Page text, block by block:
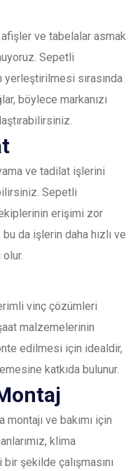
ve tabelalar asmak
Sepetli
sırasında
böylece markanızı
ve tadilat işlerini
Sepetli
erişimi zor
da işlerin daha hızlı ve
vinç çözümleri
malzemelerinin
edilmesi için idealdir,
katkıda bulunur.
ve bakımı için
klima
şekilde çalışmasını